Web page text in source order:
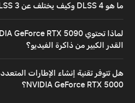
ما هو DLSS 4 وكيف يختلف عن DLSS 3؟
القدر الكبير من ذاكرة الفيديو؟
هل تتوفر تقنية إنشاء الإطارات
NVIDIA GeForce RTX 5000؟